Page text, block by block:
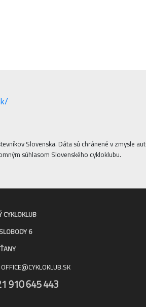
Slovenska. Dáta sú chránené v zmysle
súhlasom Slovenského cykloklubu.
6
OFFICE@CYKLOKLUB.SK
910 645 443